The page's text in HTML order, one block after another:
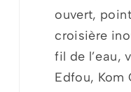
ouvert,
croisière
fil de l’eau,
Edfou, Kom